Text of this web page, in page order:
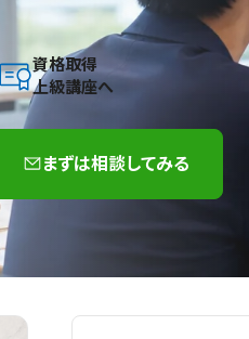
資格取得
上級講座へ
まずは相談してみる